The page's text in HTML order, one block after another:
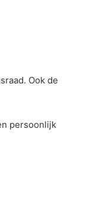
Ook de
persoonlijk